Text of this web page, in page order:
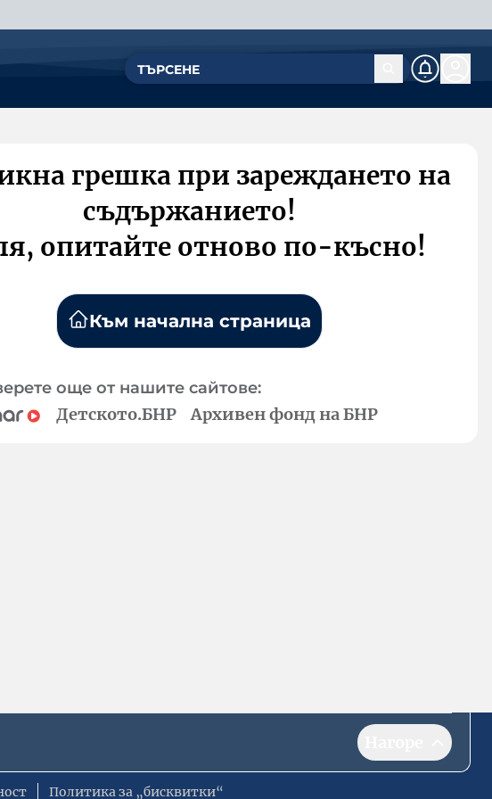
грешка при зареждането на
съдържанието!
опитайте отново по-късно!
Към начална страница
още от нашите сайтове:
Детското.БНР Архивен фонд на БНР
Политика за „бисквитки“